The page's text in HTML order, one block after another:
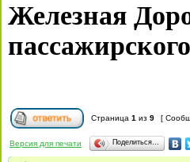
Железная
Страница 1 из 9 [
Версия для печати Поделиться…